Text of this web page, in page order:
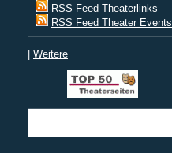
RSS Feed Theaterlinks
RSS Feed Theater Events
| Weitere